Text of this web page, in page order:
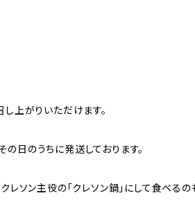
上がりいただけます。
日のうちに発送しております。
ソン主役の「クレソン鍋」にして食べるの